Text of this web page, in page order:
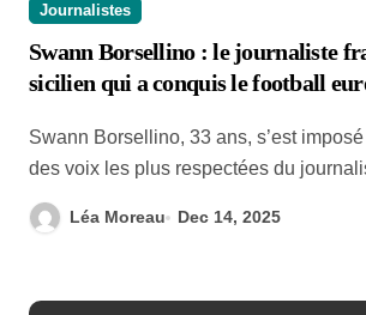
Journalistes
Swann Borsellino : le journaliste
sicilien qui a conquis le football
Swann Borsellino, 33 ans, s’est imposé comme l’une
des voix les plus respectées du
Léa Moreau Dec 14, 2025